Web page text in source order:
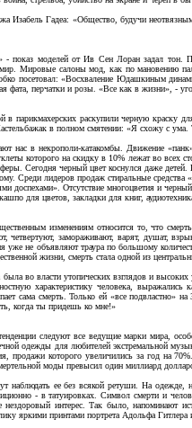
Изабель Гадеа: «Общество, будучи
показ моделей от Ив Сен Лоран задал тон.
мир. Мировые салоны мод, как по
посетовал: «Восхваление Юдашкиным
фата, перчатки и розы. «Все как в жизни», -
парикмахерских раскупили черную краску
в полном смятении: «Я схожу с ума.
нас в некрополи-катакомбы. Движение
которого на скидку в 10% лежат во
Сегодня черный цвет коснулся даже
Среди лидеров продаж стиральные
доспехами». Отсутствие многоцветия и
для цветов, закладки для книг,
изменениям относится то, что
четвертуют, замораживают, варят, душат,
уже не объявляют траура по большому
жизни, смерть стала одной из
была во власти утопических взглядов и
характеристику человека,
сама смерть. Только ей «все подвластно»
когда ты придешь ко мне!»
следуют все ведущие марки мира,
одежды для любителей экстремальной
продажи которого увеличились за год на
моды превысил один миллиард
наблюдать ее без всякой ретуши. На
- в татуировках. Символ смерти и
нездоровый интерес. Так было,
яркими принтами портрета Адольфа